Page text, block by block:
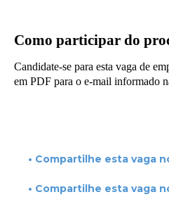
Como participar do
Candidate-se para esta vaga de
em PDF para o e-mail informado
• Compartilhe esta vaga
• Compartilhe esta vaga